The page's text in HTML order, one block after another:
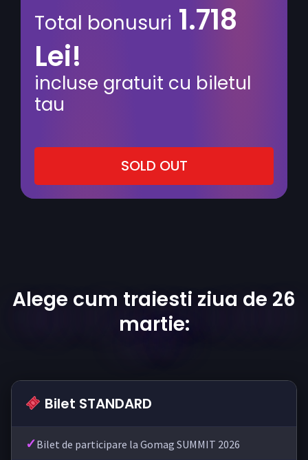
Total bonusuri 1.718
Lei!
incluse gratuit cu biletul
tau
SOLD OUT
Alege cum traiesti ziua de 26
martie:
Bilet STANDARD
✓Bilet de participare la Gomag SUMMIT 2026